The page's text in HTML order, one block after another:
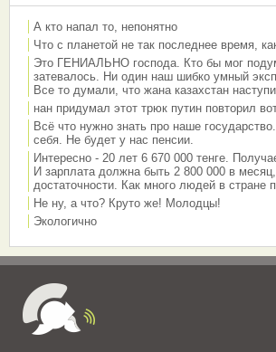
А кто напал то, непонятно
Что с планетой не так последнее время,
Это ГЕНИАЛЬНО господа. Кто бы мог
затевалось. Ни один наш шибко умный
Все то думали, что жана казахстан
нан придумал этот трюк путин повторил
Всё что нужно знать про наше
себя. Не будет у нас пенсии.
Интересно - 20 лет 6 670 000 тенге.
И зарплата должна быть 2 800 000 в
достаточности. Как много людей в стране
Не ну, а что? Круто же! Молодцы!
Экологично